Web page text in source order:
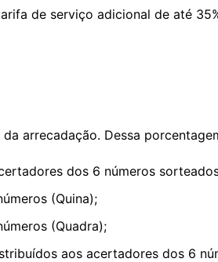
de serviço adicional de até
arrecadação. Dessa
dos 6 números
(Quina);
(Quadra);
aos acertadores dos 6